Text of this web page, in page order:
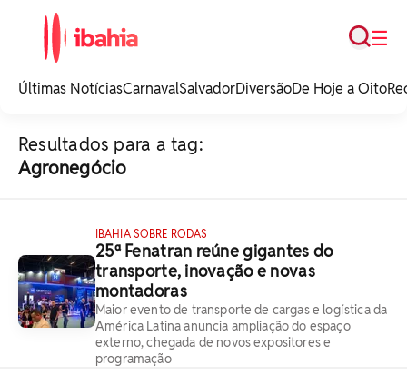
noticias e
☰
Busca
Últimas NotíciasCarnavalSalvadorDiversãoDe Hoje a Oito
Resultados para a tag:
Agronegócio
IBAHIA SOBRE RODAS
25ª Fenatran reúne gigantes do
transporte, inovação e novas
montadoras
Maior evento de transporte de cargas e logística da
América Latina anuncia ampliação do espaço
externo, chegada de novos expositores e
programação